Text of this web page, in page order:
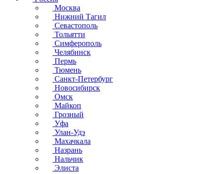
Москва
Нижний Тагил
Севастополь
Тольятти
Симферополь
Челябинск
Пермь
Тюмень
Санкт-Петербург
Новосибирск
Омск
Майкоп
Грозный
Уфа
Улан-Удэ
Махачкала
Назрань
Нальчик
Элиста